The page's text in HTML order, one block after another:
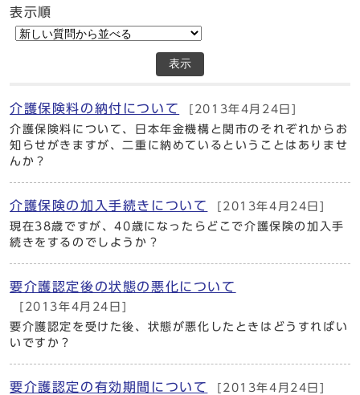
表示順
表示
介護保険料の納付について
[2013年4月24日]
介護保険料について、日本年金機構と関市のそれぞれからお
知らせがきますが、二重に納めているということはありませ
んか？
介護保険の加入手続きについて
[2013年4月24日]
現在38歳ですが、40歳になったらどこで介護保険の加入手
続きをするのでしようか？
要介護認定後の状態の悪化について
[2013年4月24日]
要介護認定を受けた後、状態が悪化したときはどうすればい
いですか？
要介護認定の有効期間について
[2013年4月24日]